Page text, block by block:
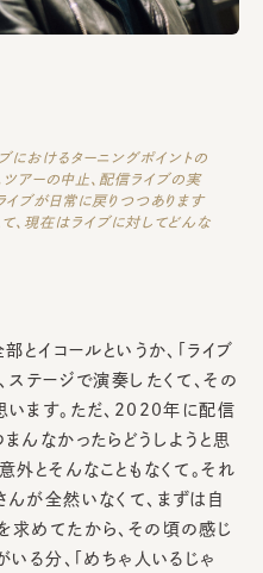
におけるターニングポイントの
アーの中止、配信ライブの実
イブが日常に戻りつつあります
、現在はライブに対してどんな
イコールというか、「ライブ
ステージで演奏したくて、その
います。ただ、2020年に配信
んなかったらどうしようと思
外とそんなこともなくて。それ
が全然いなくて、まずは自
求めてたから、その頃の感じ
いる分、「めちゃ人いるじゃ